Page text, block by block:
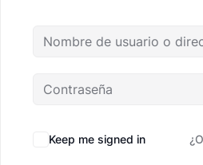
Keep me signed in